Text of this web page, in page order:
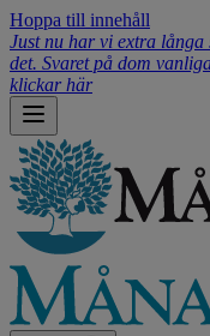
Hoppa till innehåll
Just nu har vi extra långa
det. Svaret på dom
klickar här